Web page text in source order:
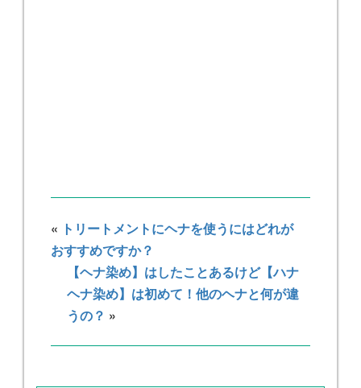
« トリートメントにヘナを使うにはどれが
おすすめですか？
【ヘナ染め】はしたことあるけど【ハナ
ヘナ染め】は初めて！他のヘナと何が違
うの？ »